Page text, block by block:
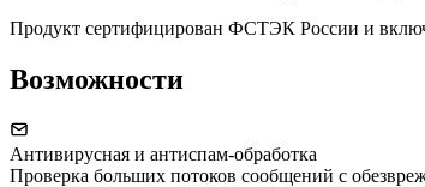
Продукт сертифицирован ФСТЭК России и
Возможности
Антивирусная и антиспам-обработка
Проверка больших потоков сообщений с